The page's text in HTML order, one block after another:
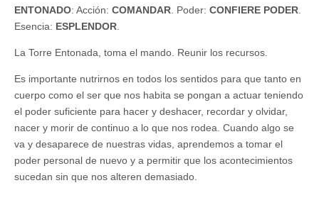
ENTONADO: Acción: COMANDAR . Poder: CONFIERE PODER
Esencia: ESPLENDOR
La Torre Entonada, toma el mando. Reunir los recursos.
Es importante nutrirnos en todos los sentidos para que tanto en
cuerpo como el ser que nos habita se pongan a actuar teniendo
el poder suficiente para hacer y deshacer, recordar y olvidar,
nacer y morir de continuo a lo que nos rodea. Cuando algo se
va y desaparece de nuestras vidas, aprendemos a tomar el
poder personal de nuevo y a permitir que los acontecimientos
sucedan sin que nos alteren demasiado.